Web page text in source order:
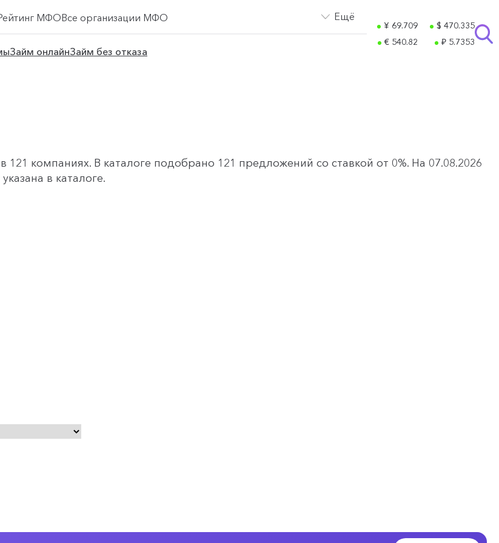
МФОВсе организации МФО Ещё
Займ онлайнЗайм без отказа
¥ 69.709
$ 470.335
€ 540.82
₽ 5.7353
компаниях. В каталоге подобрано 121 предложений со ставкой от 0%. На 07.08.2026
в каталоге.